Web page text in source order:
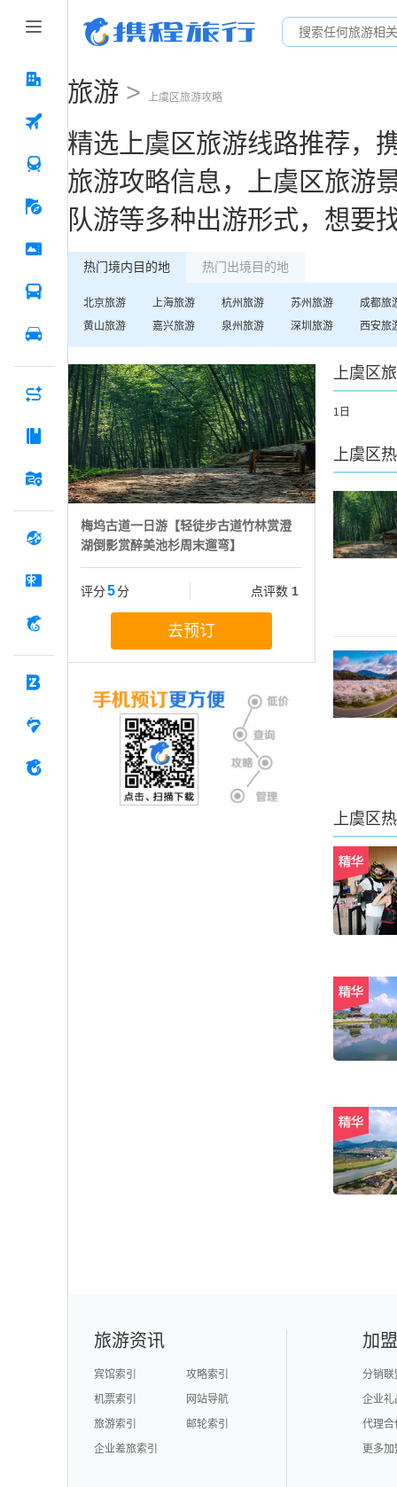
旅游 > 上虞区旅游攻略
精选 上虞区旅游线路推荐，
旅游攻略信息，
上虞区旅游
队游等多种出游形式，想要
热门境内目的地 热门出境目的地
北京旅游 上海旅游 杭州旅游 苏州旅游 成都旅
黄山旅游 嘉兴旅游 泉州旅游 深圳 旅游 西安旅
梅坞古道一日游【轻徒步古道竹林赏澄
湖倒影赏醉美池杉周末遛弯】
评分5分 点评数 1
去预订
上虞区
1日
上虞区
上虞区
旅游资讯
宾馆索引
攻略索引
机票索引
网站导航
旅游索引
邮轮索引
企业差旅索引
加
分销联
企业礼
代理合
更多